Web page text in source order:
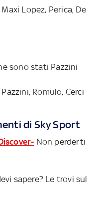
Lopez, Perica, De
sono stati Pazzini
Romulo, Cerci
di Sky Sport
Non perderti
sapere? Le trovi sul